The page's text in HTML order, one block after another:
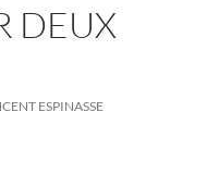
DEUX
ESPINASSE